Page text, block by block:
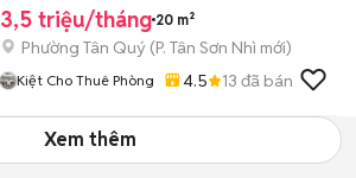
3,5 triệu/tháng 20 m²
Phường Tân Quý (P. Tân Sơn Nhì mới)
Kiệt Cho Thuê Phòng 4.5 13 đã bán
Xem thêm